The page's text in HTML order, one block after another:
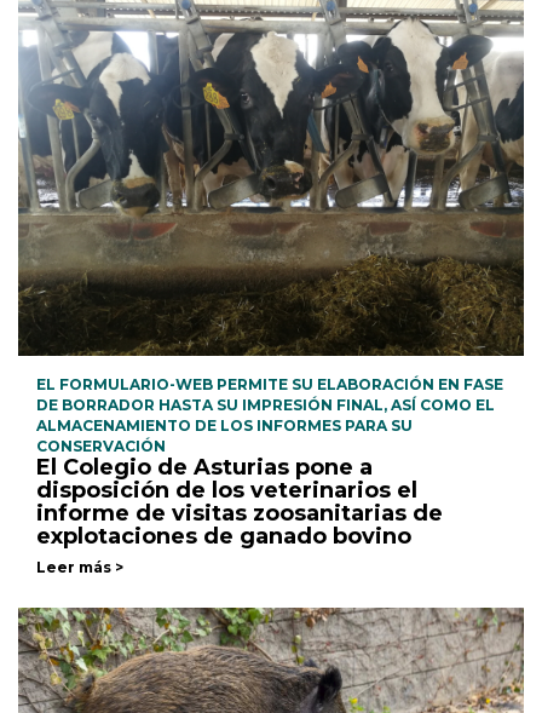
EL FORMULARIO-WEB PERMITE SU ELABORACIÓN EN FASE
DE BORRADOR HASTA SU IMPRESIÓN FINAL, ASÍ COMO EL
ALMACENAMIENTO DE LOS INFORMES PARA SU
CONSERVACIÓN
El Colegio de Asturias pone a
disposición de los veterinarios el
informe de visitas zoosanitarias de
explotaciones de ganado bovino
Leer más >